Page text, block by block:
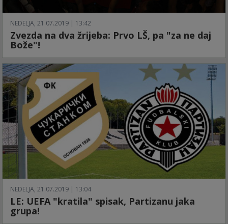
NEDELJA, 21.07.2019 | 13:42
Zvezda na dva žrijeba: Prvo LŠ, pa "za ne daj
Bože"!
NEDELJA, 21.07.2019 | 13:04
LE: UEFA "kratila" spisak, Partizanu jaka
grupa!